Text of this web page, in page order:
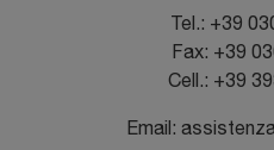
Tel.: +39
Fax: +39
Cell.: +39
Email: